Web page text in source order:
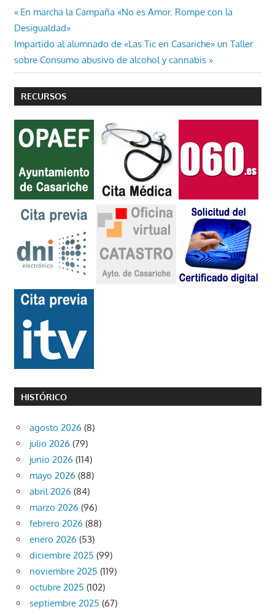
Navegación
de
entradas
Entrada
anterior:
En marcha la Campaña «No es Amor. Rompe con la
Desigualdad»
Entrada
siguiente:
Impartido al alumnado de «Las Tic en Casariche» un Taller
sobre Consumo abusivo de alcohol y cannabis
RECURSOS
HISTÓRICO
agosto 2026 (8)
julio 2026 (79)
junio 2026 (114)
mayo 2026 (88)
abril 2026 (84)
marzo 2026 (96)
febrero 2026 (88)
enero 2026 (53)
diciembre 2025 (99)
noviembre 2025 (119)
octubre 2025 (102)
septiembre 2025 (67)